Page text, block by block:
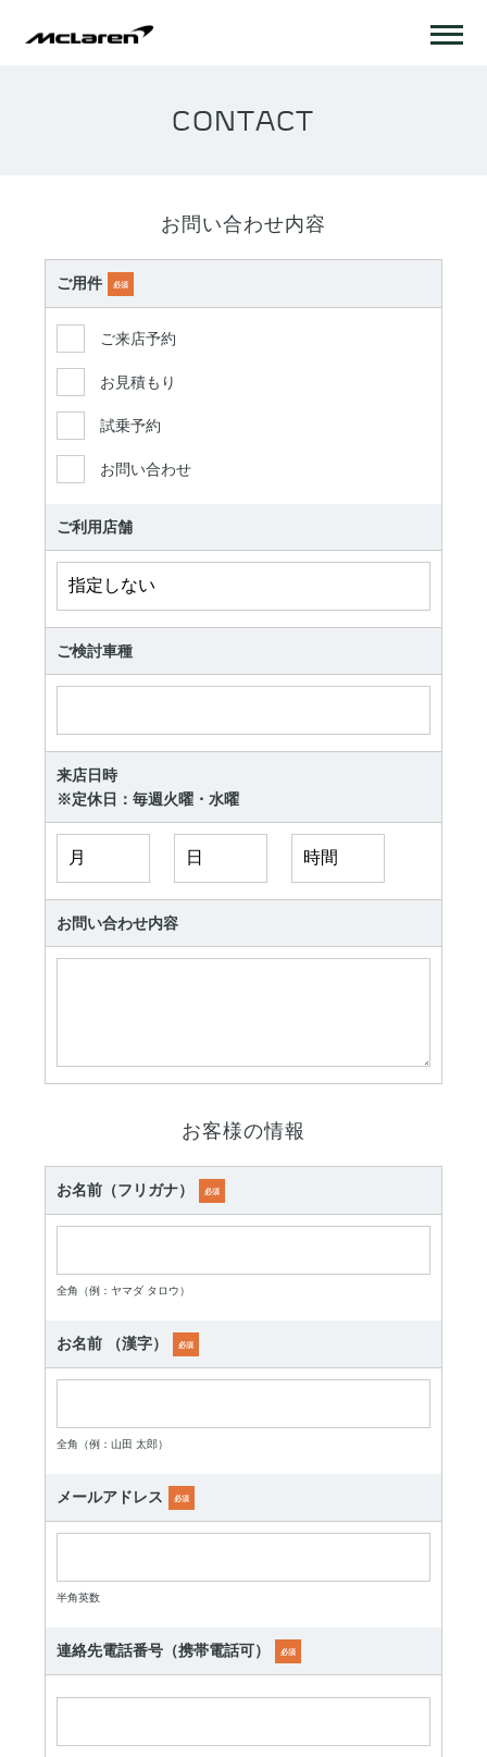
CONTACT
お問い合わせ内容
ご用件 必須
ご来店予約
お見積もり
試乗予約
お問い合わせ
ご利用店舗
ご検討車種
来店日時
※定休日：毎週火曜・水曜
お問い合わせ内容
お客様の情報
お名前（フリガナ） 必須
全角（例：ヤマダ タロウ）
お名前 （漢字） 必須
全角（例：山田 太郎）
メールアドレス 必須
半角英数
連絡先電話番号（携帯電話可） 必須